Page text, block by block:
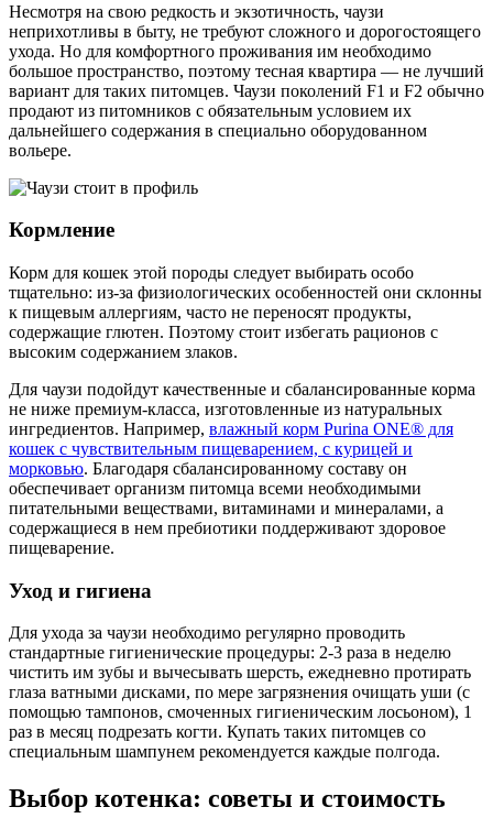
Несмотря на свою редкость и экзотичность, чаузи
неприхотливы в быту, не требуют сложного и дорогостоящего
ухода. Но для комфортного проживания им необходимо
большое пространство, поэтому тесная квартира — не лучший
вариант для таких питомцев. Чаузи поколений F1 и F2 обычно
продают из питомников с обязательным условием их
дальнейшего содержания в специально оборудованном
вольере.
Кормление
Корм для кошек этой породы следует выбирать особо
тщательно: из-за физиологических особенностей они склонны
к пищевым аллергиям, часто не переносят продукты,
содержащие глютен. Поэтому стоит избегать рационов с
высоким содержанием злаков.
Для чаузи подойдут качественные и сбалансированные корма
не ниже премиум-класса, изготовленные из натуральных
ингредиентов. Например, влажный корм Purina ONE® для
кошек с чувствительным пищеварением, с курицей и
морковью. Благодаря сбалансированному составу он
обеспечивает организм питомца всеми необходимыми
питательными веществами, витаминами и минералами, а
содержащиеся в нем пребиотики поддерживают здоровое
пищеварение.
Уход и гигиена
Для ухода за чаузи необходимо регулярно проводить
стандартные гигиенические процедуры: 2-3 раза в неделю
чистить им зубы и вычесывать шерсть, ежедневно протирать
глаза ватными дисками, по мере загрязнения очищать уши (с
помощью тампонов, смоченных гигиеническим лосьоном), 1
раз в месяц подрезать когти. Купать таких питомцев со
специальным шампунем рекомендуется каждые полгода.
Выбор котенка: советы и стоимость